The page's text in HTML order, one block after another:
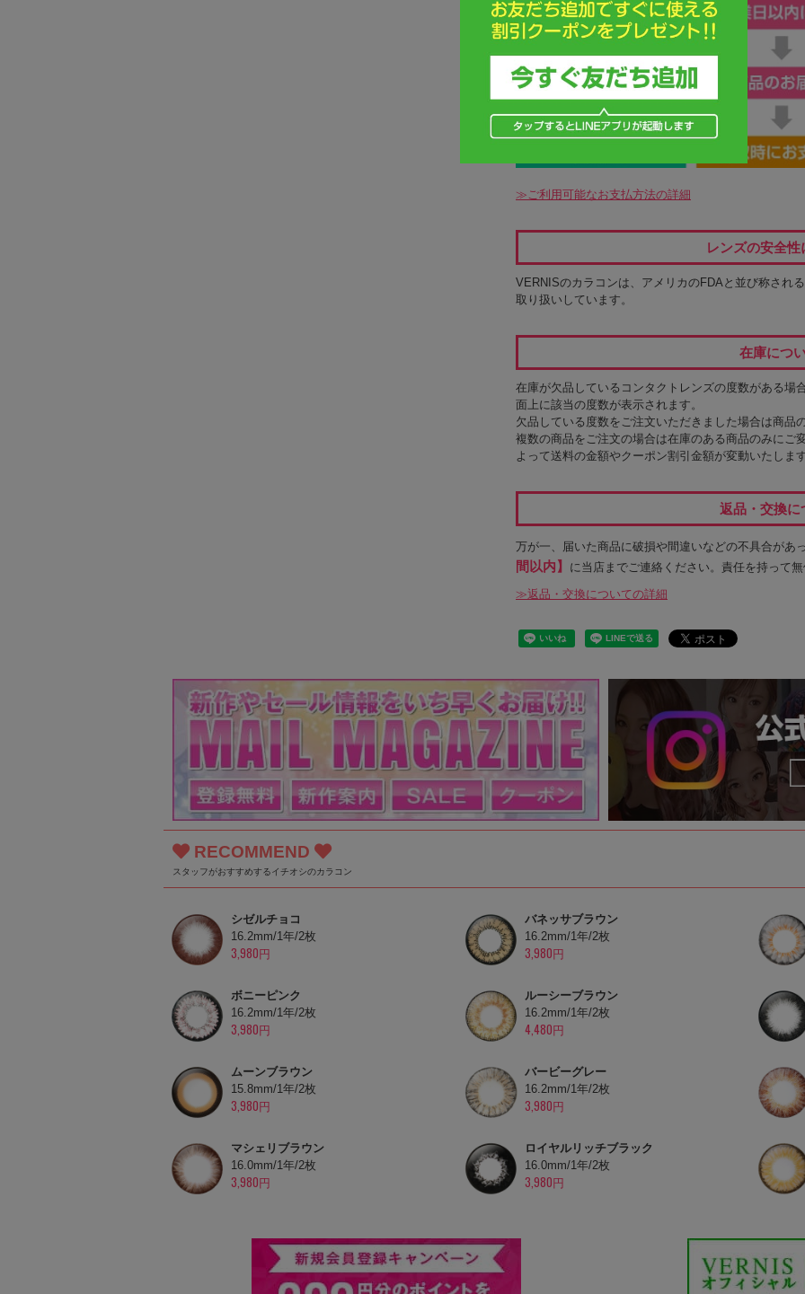
≫ご利用可能なお支払方法の詳細
レンズの安全性
VERNISのカラコンは、アメリカのFDAと並び称され
取り扱いしています。
在庫につ
在庫が欠品しているコンタクトレンズの度数がある場
面上に該当の度数が表示されます。
欠品している度数をご注文いただきました場合は商品
複数の商品をご注文の場合は在庫のある商品のみにご
よって送料の金額やクーポン割引金額が変動いたしま
返品・交換に
万が一、届いた商品に破損や間違いなどの不具合があ
間以内】
に当店までご連絡ください。責任を持って
≫返品・交換についての詳細
RECOMMEND
スタッフがおすすめするイチオシのカラコン
シゼルチョコ
16.2mm/1年/2枚
3,980円
バネッサブラウン
16.2mm/1年/2枚
3,980円
ボニーピンク
16.2mm/1年/2枚
3,980円
ルーシーブラウン
16.2mm/1年/2枚
4,480円
ムーンブラウン
15.8mm/1年/2枚
3,980円
バービーグレー
16.2mm/1年/2枚
3,980円
マシェリブラウン
16.0mm/1年/2枚
3,980円
ロイヤルリッチブラック
16.0mm/1年/2枚
3,980円